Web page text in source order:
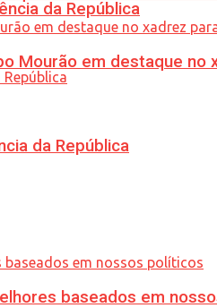
da República
da República
Mourão em destaque no
baseados em